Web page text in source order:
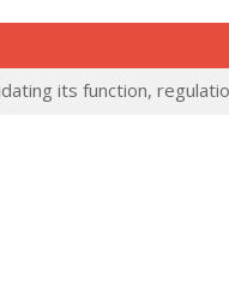
its function,